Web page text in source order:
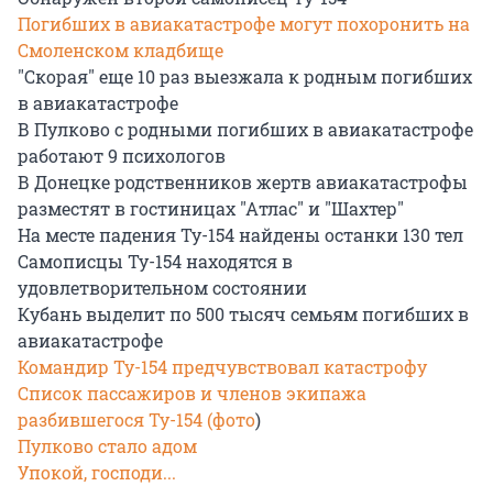
Погибших в авиакатастрофе могут похоронить на
Смоленском кладбище
"Скорая" еще 10 раз выезжала к родным погибших
в авиакатастрофе
В Пулково с родными погибших в авиакатастрофе
работают 9 психологов
В Донецке родственников жертв авиакатастрофы
разместят в гостиницах "Атлас" и "Шахтер"
На месте падения Ту-154 найдены останки 130 тел
Cамописцы Ту-154 находятся в
удовлетворительном состоянии
Кубань выделит по 500 тысяч семьям погибших в
авиакатастрофе
Командир Ту-154 предчувствовал катастрофу
Список пассажиров и членов экипажа
разбившегося Ту-154 (фото)
Пулково стало адом
Упокой, господи...